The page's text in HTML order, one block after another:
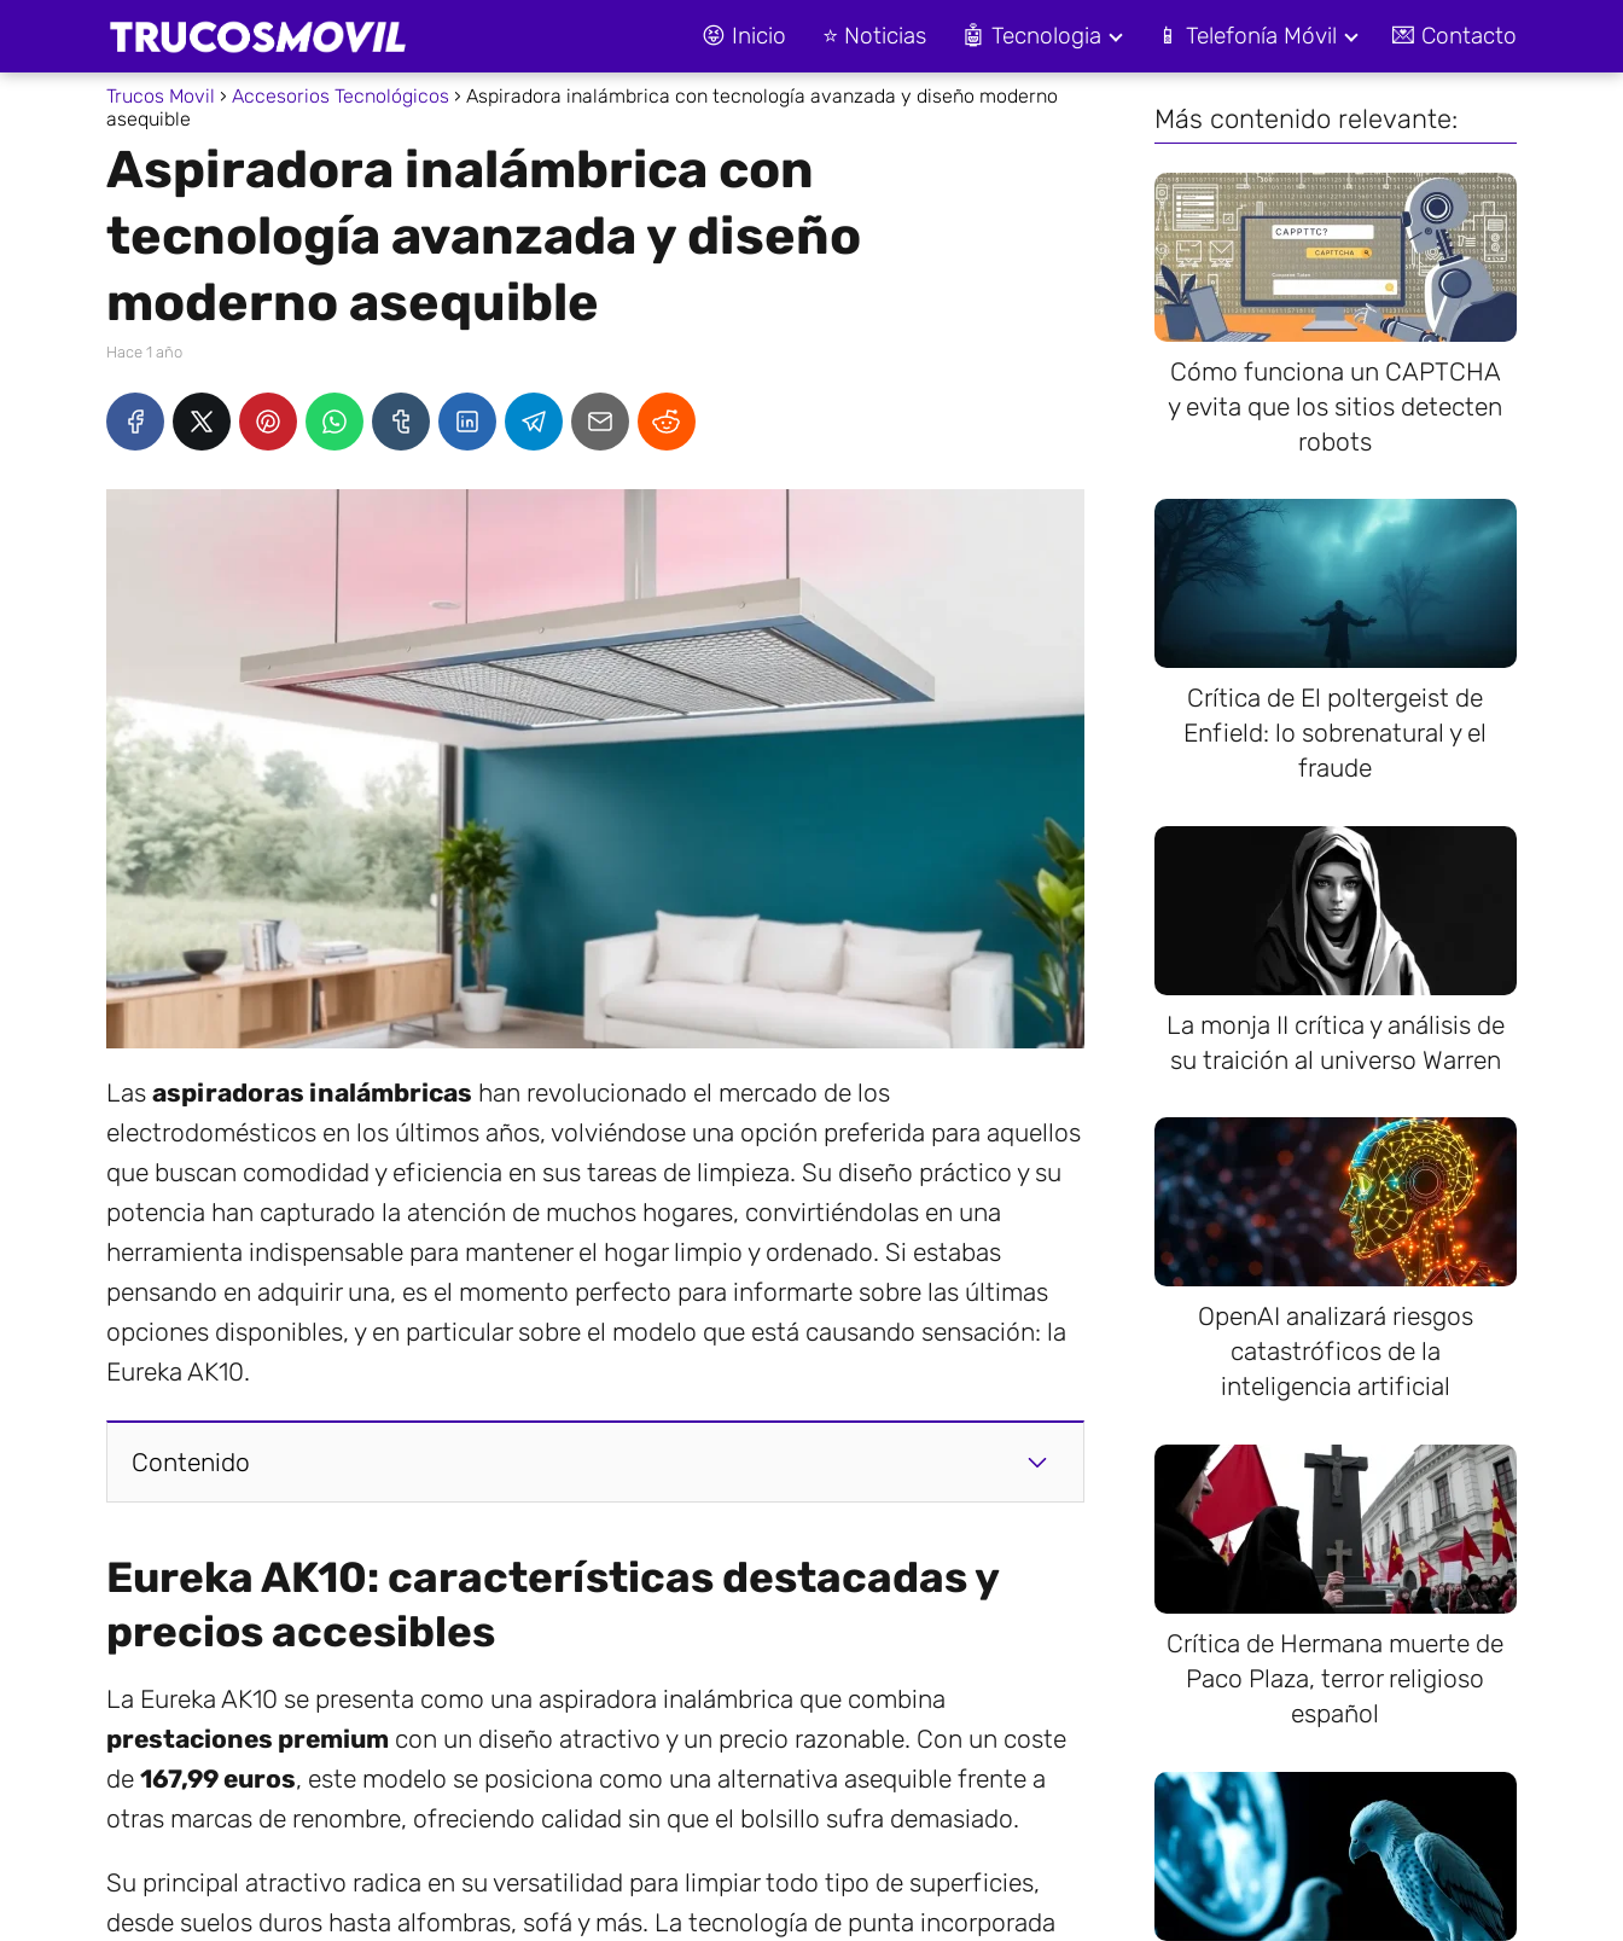
😝 Inicio ⭐ Noticias 🤖 Tecnologia 📱 Telefonía Móvil 💌 Contacto
Trucos Movil Accesorios Tecnológicos
Aspiradora inalámbrica con tecnología avanzada y diseño moderno
asequible
Aspiradora inalámbrica con
tecnología avanzada y diseño
moderno asequible
hace 1 año
Las aspiradoras inalámbricas han revolucionado el mercado de los
electrodomésticos en los últimos años, volviéndose una opción preferida para aquellos
que buscan comodidad y eficiencia en sus tareas de limpieza. Su diseño práctico y su
potencia han capturado la atención de muchos hogares, convirtiéndolas en una
herramienta indispensable para mantener el hogar limpio y ordenado. Si estabas
pensando en adquirir una, es el momento perfecto para informarte sobre las últimas
opciones disponibles, y en particular sobre el modelo que está causando sensación: la
Eureka AK10.
Contenido
Eureka AK10: características destacadas y
precios accesibles
La Eureka AK10 se presenta como una aspiradora inalámbrica que combina
prestaciones premium con un diseño atractivo y un precio razonable. Con un coste
de 167,99 euros, este modelo se posiciona como una alternativa asequible frente a
otras marcas de renombre, ofreciendo calidad sin que el bolsillo sufra demasiado.
Su principal atractivo radica en su versatilidad para limpiar todo tipo de superficies,
desde suelos duros hasta alfombras, sofá y más. La tecnología de punta incorporada
Más contenido relevante:
Cómo funciona un CAPTCHA
y evita que los sitios detecten
robots
Crítica de El poltergeist de
Enfield: lo sobrenatural y el
fraude
La monja II crítica y análisis de
su traición al universo Warren
OpenAI analizará riesgos
catastróficos de la
inteligencia artificial
Crítica de Hermana muerte de
Paco Plaza, terror religioso
español